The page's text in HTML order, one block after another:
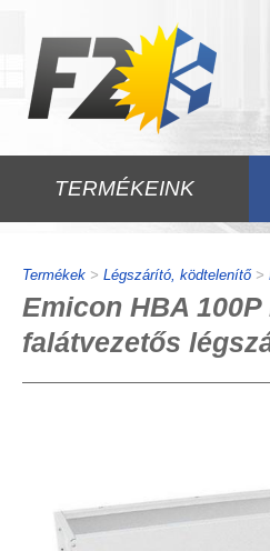
TERMÉKEINK
Termékek > Légszárító, ködtelenítő>
Emicon HBA
falátvezetős